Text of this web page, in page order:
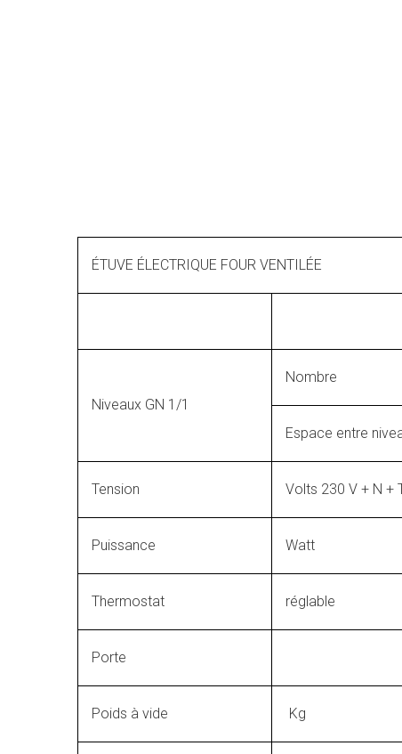
ÉTUVE ÉLECTRIQUE FOUR VENTILÉE
Niveaux GN 1/1
Nombre
Espace entre
Tension Volts 230 V + N +
Puissance Watt
Thermostat réglable
Porte
Poids à vide Kg